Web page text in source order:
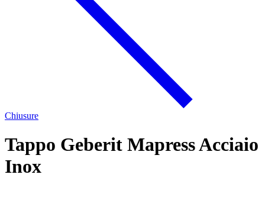
Chiusure
Tappo Geberit Mapress Acciaio
Inox